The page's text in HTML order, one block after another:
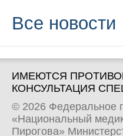
Все новости
ИМЕЮТСЯ
КОНСУЛЬТАЦИЯ
© 2026 Федеральное
«Национальный
Пирогова»